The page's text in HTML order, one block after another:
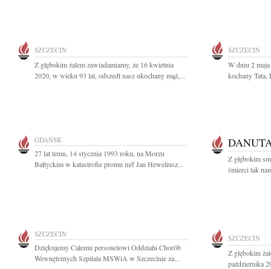
SZCZECIN
Z głębokim żalem zawiadamiamy, że 16 kwietnia
2020, w wieku 93 lat, odszedł nasz ukochany mąż,...
SZCZECIN
W dniu 2
kochany Tata,
GDAŃSK
27 lat temu, 14 stycznia 1993 roku, na Morzu
Bałtyckim w katastrofie promu m/f Jan Heweliusz...
Z głębokim
śmierci tak
SZCZECIN
Dziękujemy Całemu personelowi Oddziału Chorób
Wewnętrznych Szpitala MSWiA w Szczecinie za...
SZCZECIN
Z głębokim
października